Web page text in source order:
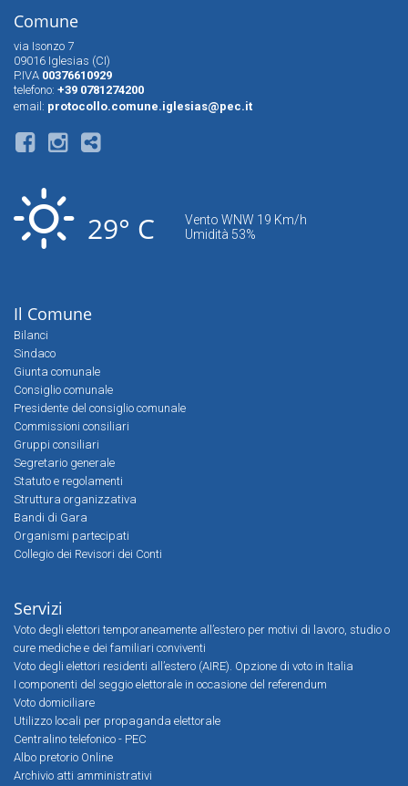
Comune
via Isonzo 7
09016 Iglesias (CI)
P.IVA 00376610929
telefono: +39 0781274200
email: protocollo.comune.iglesias@pec.it
29° C
Vento WNW 19 Km/h
Umidità 53%
Il Comune
Bilanci
Sindaco
Giunta comunale
Consiglio comunale
Presidente del consiglio comunale
Commissioni consiliari
Gruppi consiliari
Segretario generale
Statuto e regolamenti
Struttura organizzativa
Bandi di Gara
Organismi partecipati
Collegio dei Revisori dei Conti
Servizi
Voto degli elettori temporaneamente all’estero per motivi di lavoro, studio o
cure mediche e dei familiari conviventi
Voto degli elettori residenti all’estero (AIRE). Opzione di voto in Italia
I componenti del seggio elettorale in occasione del referendum
Voto domiciliare
Utilizzo locali per propaganda elettorale
Centralino telefonico - PEC
Albo pretorio Online
Archivio atti amministrativi